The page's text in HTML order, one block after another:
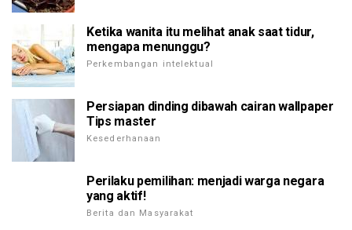
Ketika wanita itu melihat anak saat tidur,
mengapa menunggu?
Perkembangan intelektual
Persiapan dinding dibawah cairan wallpaper
Tips master
Kesederhanaan
Perilaku pemilihan: menjadi warga negara
yang aktif!
Berita dan Masyarakat